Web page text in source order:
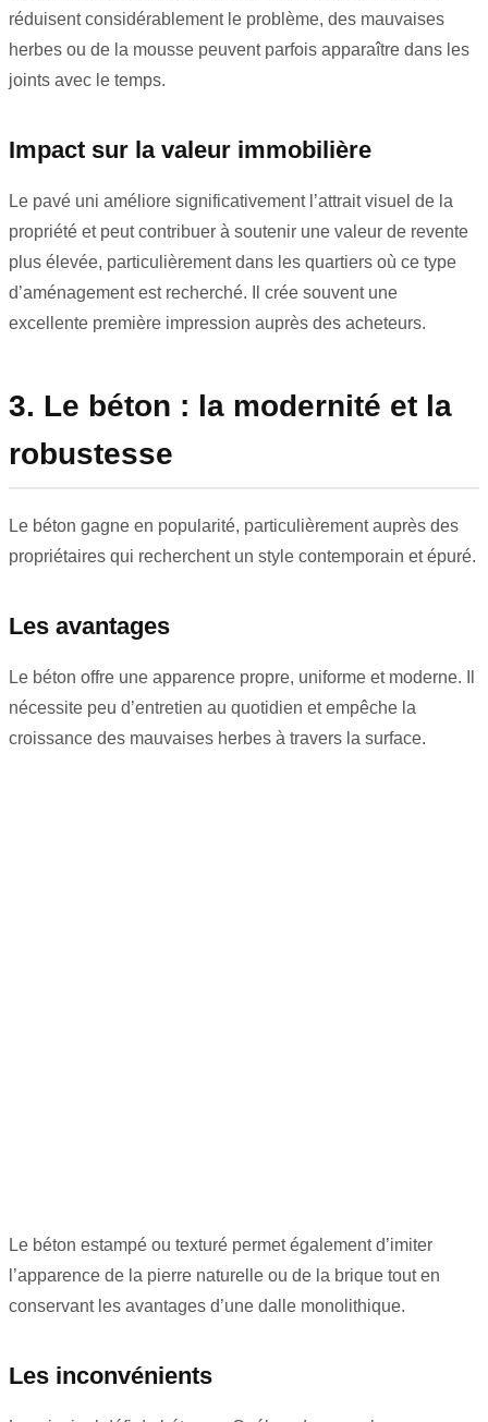
réduisent considérablement le problème, des mauvaises
herbes ou de la mousse peuvent parfois apparaître dans les
joints avec le temps.
Impact sur la valeur immobilière
Le pavé uni améliore significativement l’attrait visuel de la
propriété et peut contribuer à soutenir une valeur de revente
plus élevée, particulièrement dans les quartiers où ce type
d’aménagement est recherché. Il crée souvent une
excellente première impression auprès des acheteurs.
3. Le béton : la modernité et la
robustesse
Le béton gagne en popularité, particulièrement auprès des
propriétaires qui recherchent un style contemporain et épuré.
Les avantages
Le béton offre une apparence propre, uniforme et moderne. Il
nécessite peu d’entretien au quotidien et empêche la
croissance des mauvaises herbes à travers la surface.
Le béton estampé ou texturé permet également d’imiter
l’apparence de la pierre naturelle ou de la brique tout en
conservant les avantages d’une dalle monolithique.
Les inconvénients